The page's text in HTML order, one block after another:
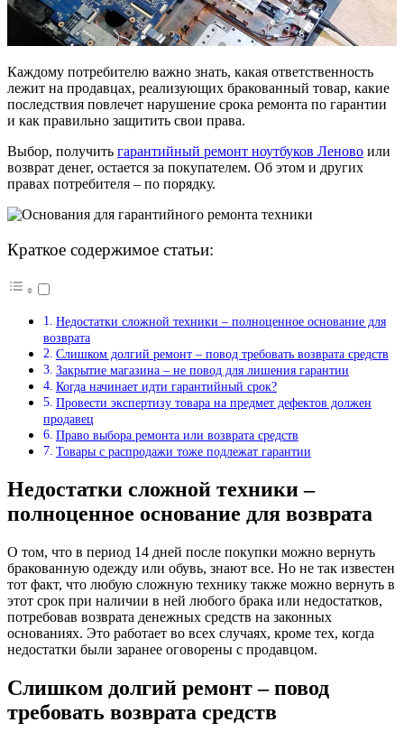
Каждому потребителю важно знать, какая ответственность
лежит на продавцах, реализующих бракованный товар, какие
последствия повлечет нарушение срока ремонта по гарантии
и как правильно защитить свои права.
Выбор, получить гарантийный ремонт ноутбуков Леново или
возврат денег, остается за покупателем. Об этом и других
правах потребителя – по порядку.
Краткое содержимое статьи:
Недостатки сложной техники – полноценное основание для
возврата
Слишком долгий ремонт – повод требовать возврата средств
Закрытие магазина – не повод для лишения гарантии
Когда начинает идти гарантийный срок?
Провести экспертизу товара на предмет дефектов должен
продавец
Право выбора ремонта или возврата средств
Товары с распродажи тоже подлежат гарантии
Недостатки сложной техники –
полноценное основание для возврата
О том, что в период 14 дней после покупки можно вернуть
бракованную одежду или обувь, знают все. Но не так известен
тот факт, что любую сложную технику также можно вернуть в
этот срок при наличии в ней любого брака или недостатков,
потребовав возврата денежных средств на законных
основаниях. Это работает во всех случаях, кроме тех, когда
недостатки были заранее оговорены с продавцом.
Слишком долгий ремонт – повод
требовать возврата средств